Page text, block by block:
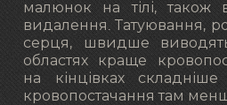
малюнок на тілі, також
видалення. Татуювання,
серця, швидше
областях краще
на кінцівках
кровопостачання там